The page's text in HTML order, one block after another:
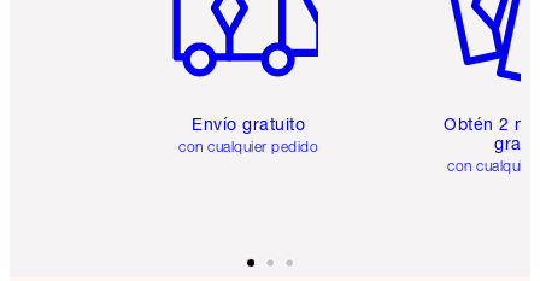
Envío gratuito
con cualquier pedido
Obtén 2
gratis
con